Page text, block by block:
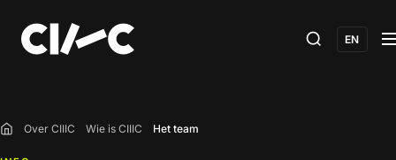
EN
Home
Over CIIIC Wie is CIIIC Het team